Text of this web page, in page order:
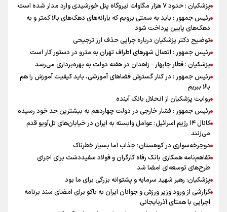
پزشکیان : حدود ۷ هزار مگاوات نیروگاه پنل خورشیدی وارد مدار شده است
رئیس جمهور : باید به سمتی برویم که یارانه‌های دهک‌های بالا کمتر و به
دهک‌های پایین پرداخت شود
توضیح دکتر پزشکیان درباره چرایی حذف ارز ترجیحی
رئیس جمهور : اتصال شهرهای اطراف تهران به مترو در دستور کار است
پزشکیان : قطار چابهار - زاهدان در هفته دولت به بهره‌برداری می‌رسد
رئیس جمهور : در کنار گسترش فضاهای آموزشی، باید کیفیت آموزش را هم
بالا ببریم
روایت پزشکیان از انحلال بانک آینده
رئیس جمهور : فشار خارجی در دولت چهاردهم به بیشترین حد خود رسیده
کانال ۱۴ رژیم اسرائیل: عوامل وابسته به ایران در خیابان‌های تل‌آویو قدم
می‌زنند
دوچرخه‌سواری در کوهستان؛ جذاب اما بسیار خطرناک
تفاهم‌نامه همکاری بانک رفاه کارگران و فولاد سفیددشت برای اجرای
طرح‌های توسعه‌ای امضا شد
پزشکیان: رهبر شهید سرمایه و پشتوانه بزرگی برای ما بود
گزارشی از ورود وزیر ورزش و جوانان ایران به باکو برای امضای سند برنامه
اجرایی با همتای آذربایجانی